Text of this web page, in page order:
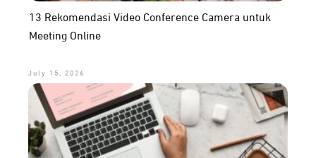
13 Rekomendasi Video Conference Camera untuk
Meeting Online
July 15, 2026